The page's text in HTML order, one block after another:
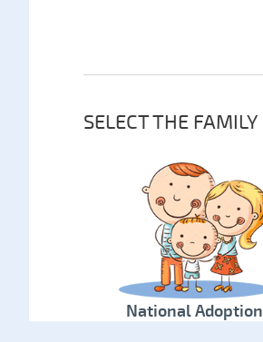
SELECT THE
National Adoption